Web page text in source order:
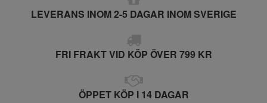
LEVERANS INOM 2-5 DAGAR INOM SVERIGE
FRI FRAKT VID KÖP ÖVER 799 KR
ÖPPET KÖP I 14 DAGAR